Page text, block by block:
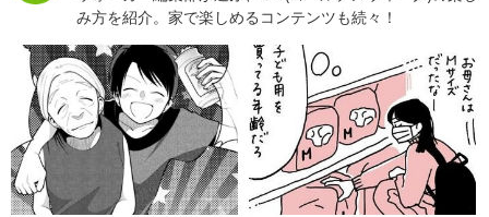
み方を紹介。家で楽しめるコンテンツも続々！